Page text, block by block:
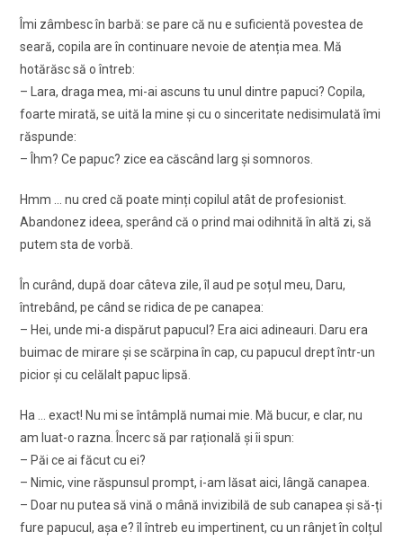
Îmi zâmbesc în barbă: se pare că nu e suficientă povestea de
seară, copila are în continuare nevoie de atenția mea. Mă
hotărăsc să o întreb:
– Lara, draga mea, mi-ai ascuns tu unul dintre papuci? Copila,
foarte mirată, se uită la mine și cu o sinceritate nedisimulată îmi
răspunde:
– Îhm? Ce papuc? zice ea căscând larg și somnoros.
Hmm … nu cred că poate minți copilul atât de profesionist.
Abandonez ideea, sperând că o prind mai odihnită în altă zi, să
putem sta de vorbă.
În curând, după doar câteva zile, îl aud pe soțul meu, Daru,
întrebând, pe când se ridica de pe canapea:
– Hei, unde mi-a dispărut papucul? Era aici adineauri. Daru era
buimac de mirare și se scărpina în cap, cu papucul drept într-un
picior și cu celălalt papuc lipsă.
Ha … exact! Nu mi se întâmplă numai mie. Mă bucur, e clar, nu
am luat-o razna. Încerc să par rațională și îi spun:
– Păi ce ai făcut cu ei?
– Nimic, vine răspunsul prompt, i-am lăsat aici, lângă canapea.
– Doar nu putea să vină o mână invizibilă de sub canapea și să-ți
fure papucul, așa e? îl întreb eu impertinent, cu un rânjet în colțul